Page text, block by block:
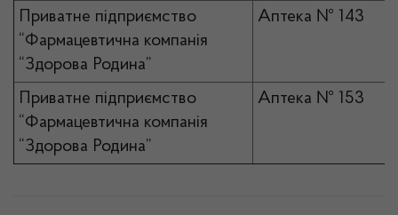
Приватне підприємство
“Фармацевтична компанія
“Здорова Родина”
Аптека № 143
Приватне підприємство
“Фармацевтична компанія
“Здорова Родина”
Аптека № 153